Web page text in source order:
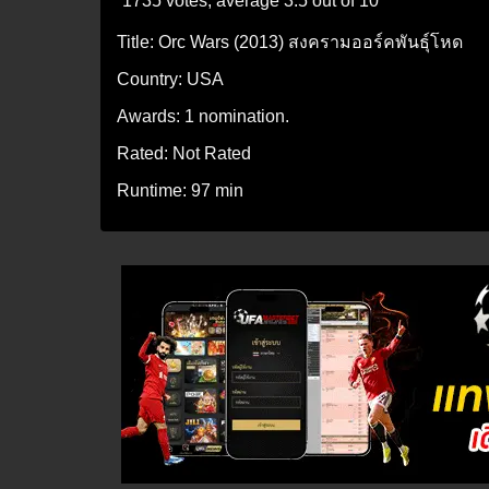
Title: Orc Wars (2013) สงครามออร์คพันธุ์โหด
Country: USA
Awards: 1 nomination.
Rated: Not Rated
Runtime: 97 min